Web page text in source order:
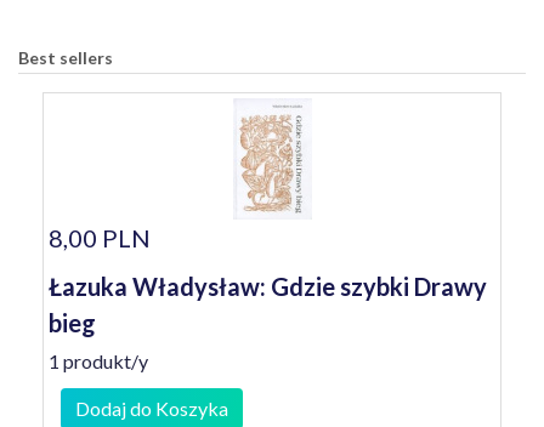
Best sellers
8,00 PLN
Łazuka Władysław: Gdzie szybki Drawy
bieg
1 produkt/y
Dodaj do Koszyka